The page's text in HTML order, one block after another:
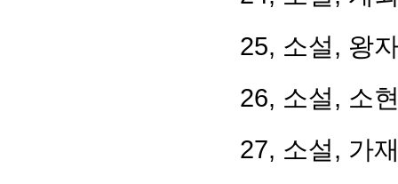
25, 소설, 왕
26, 소설, 소
27, 소설, 가